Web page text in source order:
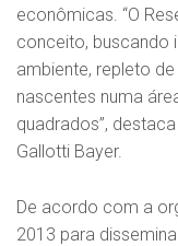
econômicas. “O
conceito, buscando
ambiente, repleto
nascentes numa
quadrados”,
Gallotti Bayer.
De acordo com a
2013 para